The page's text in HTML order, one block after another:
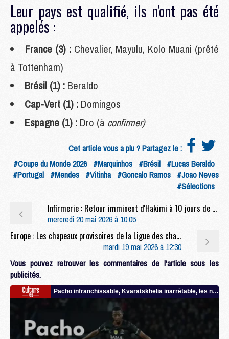
Leur pays est qualifié, ils n'ont pas été
appelés :
France (3) :Chevalier, Mayulu, Kolo Muani (prêté
à Tottenham)
Brésil (1) : Beraldo
Cap-Vert (1) : Domingos
Espagne (1) : Dro (à confirmer)
Cet article vous a plu ? Partagez le :
#Coupe du Monde 2026 #Marquinhos #Brésil #Lucas Beraldo
#Portugal #Mendes #Vitinha #Goncalo Ramos #Joao Neves
#Sélections
Infirmerie : Retour imminent d'Hakimi à 10 jours de PSG/Arsenal
mercredi 20 mai 2026 à 10:05
Europe : Les chapeaux provisoires de la Ligue des champions 2026/27
mardi 19 mai 2026 à 12:30
Vous pouvez retrouver les commentaires de l'article sous les
publicités.